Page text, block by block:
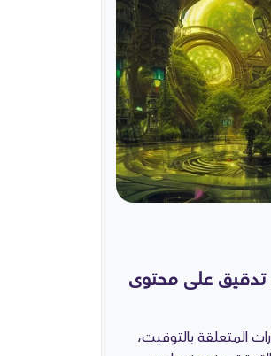
تدقيق على محتوى
المتعلقة بالتوقيت،